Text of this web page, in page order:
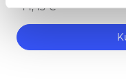
44,43 €